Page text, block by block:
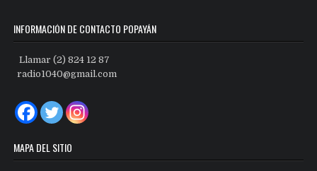
INFORMACIÓN DE CONTACTO POPAYÁN
Llamar (2) 824 12 87
radio1040@gmail.com
MAPA DEL SITIO